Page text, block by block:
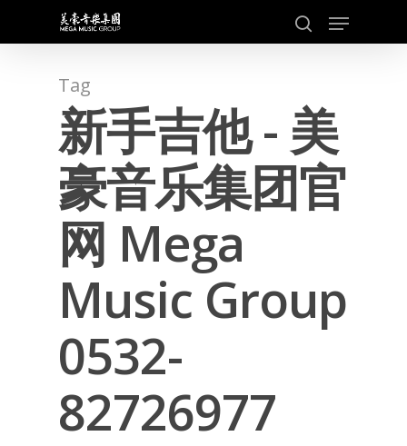
search
Menu
Tag
新手吉他 - 美
豪音乐集团官
网 Mega
Music Group
0532-
82726977